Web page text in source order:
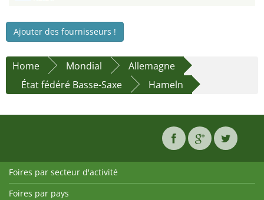
Ajouter des fournisseurs !
Home Mondial
Allemagne
État fédéré Basse-Saxe
Hameln
Foires par secteur d'activité
Foires par pays